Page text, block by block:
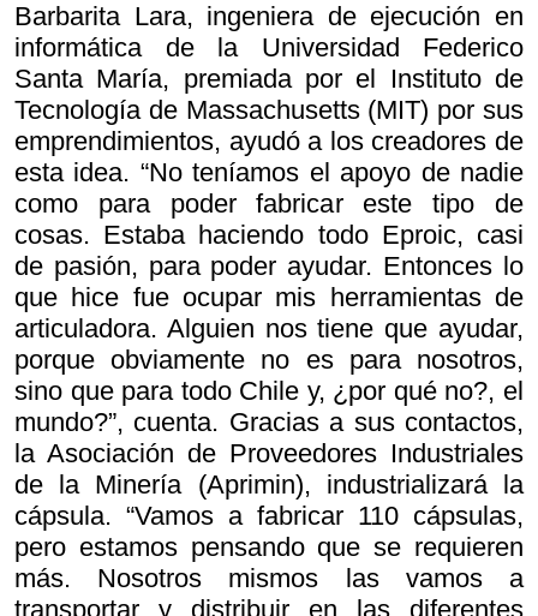
Barbarita Lara, ingeniera de ejecución en
informática de la Universidad Federico
Santa María, premiada por el Instituto de
Tecnología de Massachusetts (MIT) por sus
emprendimientos, ayudó a los creadores de
esta idea. “No teníamos el apoyo de nadie
como para poder fabricar este tipo de
cosas. Estaba haciendo todo Eproic, casi
de pasión, para poder ayudar. Entonces lo
que hice fue ocupar mis herramientas de
articuladora. Alguien nos tiene que ayudar,
porque obviamente no es para nosotros,
sino que para todo Chile y, ¿por qué no?, el
mundo?”, cuenta. Gracias a sus contactos,
la Asociación de Proveedores Industriales
de la Minería (Aprimin), industrializará la
cápsula. “Vamos a fabricar 110 cápsulas,
pero estamos pensando que se requieren
más. Nosotros mismos las vamos a
transportar y distribuir en las diferentes